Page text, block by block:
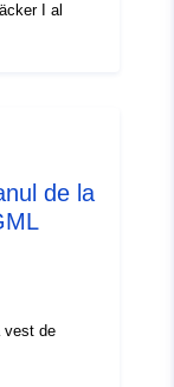
I al
de la
vest de